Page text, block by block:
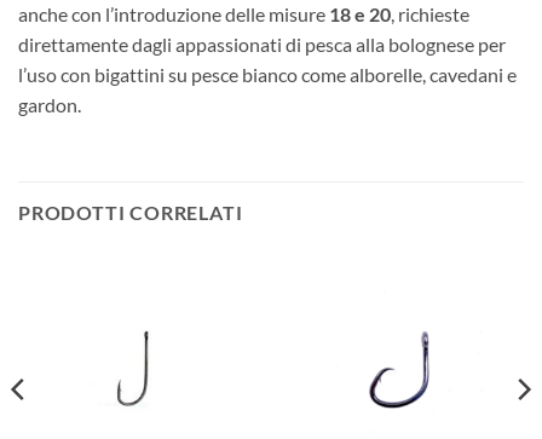
anche con l’introduzione delle misure 18 e 20, richieste
direttamente dagli appassionati di pesca alla bolognese per
l’uso con bigattini su pesce bianco come alborelle, cavedani e
gardon.
PRODOTTI CORRELATI